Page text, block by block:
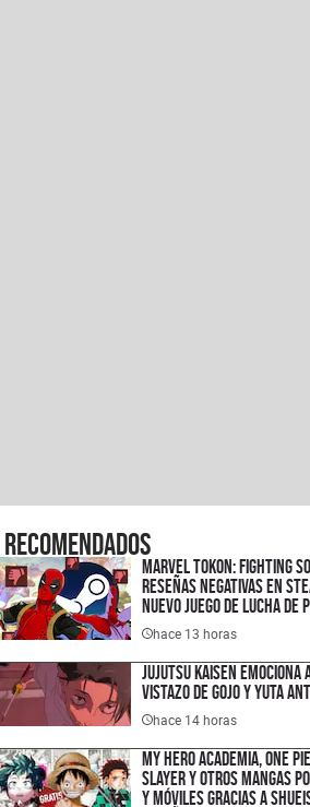
Recomendados
Marvel Tokon: Fighting
reseñas negativas en
nuevo juego de lucha de
hace 13 horas
Jujutsu Kaisen emociona
vistazo de Gojo y Yuta
hace 14 horas
My Hero Academia, One
Slayer y otros mangas
y móviles gracias a